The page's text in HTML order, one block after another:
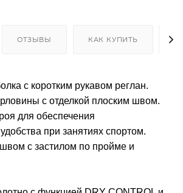
ОТЗЫВЫ КАК КУПИТЬ
с коротким рукавом реглан.
с отделкой плоским швом.
для обеспечения
при занятиях спортом.
с застилом по пройме и